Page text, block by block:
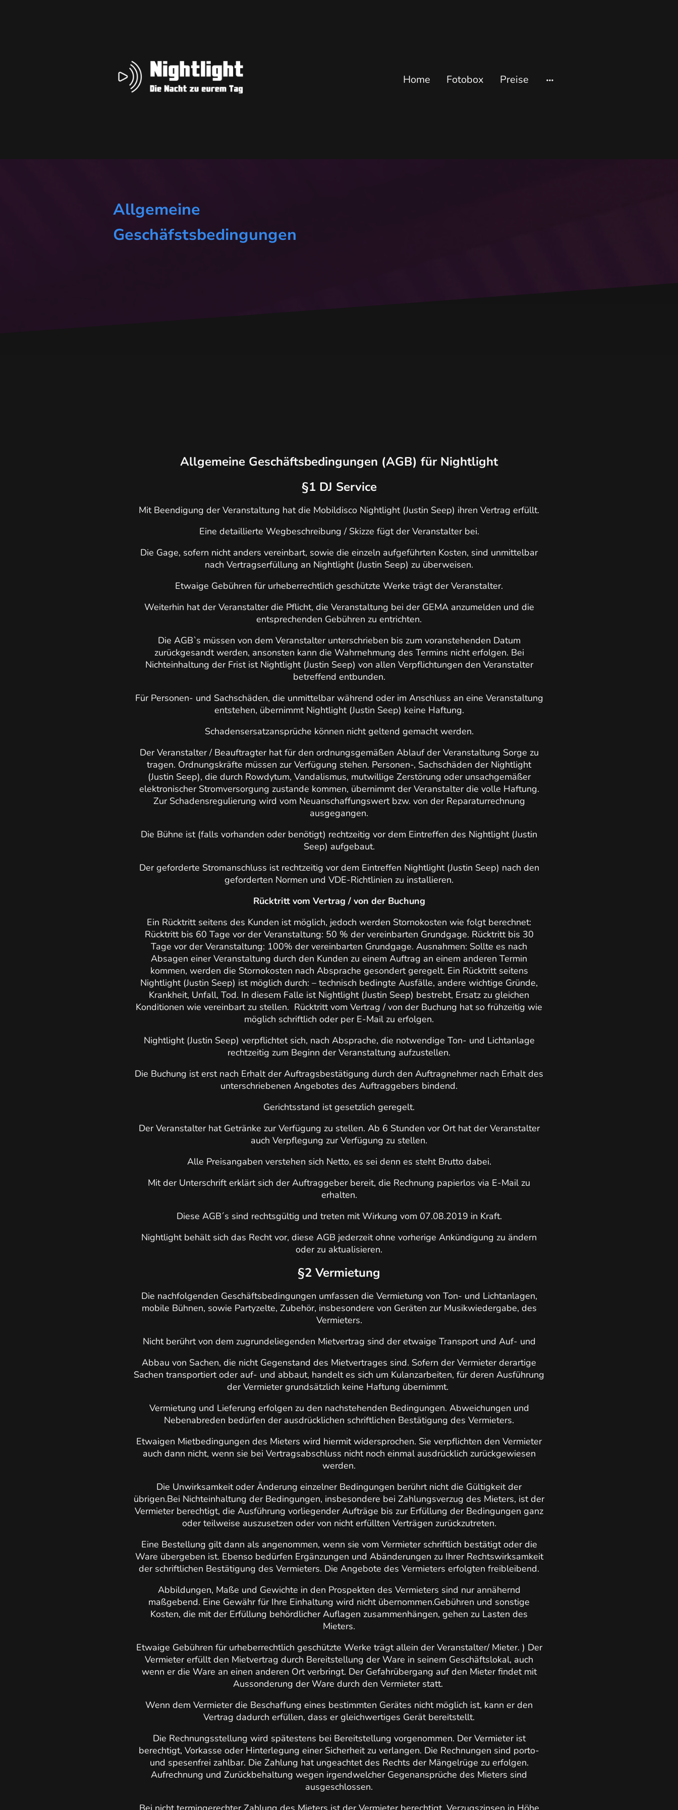
Home Fotobox Preise
Allgemeine
Geschäfstsbedingungen
Allgemeine Geschäftsbedingungen (AGB) für Nightlight
§1 DJ Service
Mit Beendigung der Veranstaltung hat die Mobildisco Nightlight (Justin Seep) ihren Vertrag erfüllt.
Eine detaillierte Wegbeschreibung / Skizze fügt der Veranstalter bei.
Die Gage, sofern nicht anders vereinbart, sowie die einzeln aufgeführten Kosten, sind unmittelbar
nach Vertragserfüllung an Nightlight (Justin Seep) zu überweisen.
Etwaige Gebühren für urheberrechtlich geschützte Werke trägt der Veranstalter.
Weiterhin hat der Veranstalter die Pflicht, die Veranstaltung bei der GEMA anzumelden und die
entsprechenden Gebühren zu entrichten.
Die AGB`s müssen von dem Veranstalter unterschrieben bis zum voranstehenden Datum
zurückgesandt werden, ansonsten kann die Wahrnehmung des Termins nicht erfolgen. Bei
Nichteinhaltung der Frist ist Nightlight (Justin Seep) von allen Verpflichtungen den Veranstalter
betreffend entbunden.
Für Personen- und Sachschäden, die unmittelbar während oder im Anschluss an eine Veranstaltung
entstehen, übernimmt Nightlight (Justin Seep) keine Haftung.
Schadensersatzansprüche können nicht geltend gemacht werden.
Der Veranstalter / Beauftragter hat für den ordnungsgemäßen Ablauf der Veranstaltung Sorge zu
tragen. Ordnungskräfte müssen zur Verfügung stehen. Personen-, Sachschäden der Nightlight
(Justin Seep), die durch Rowdytum, Vandalismus, mutwillige Zerstörung oder unsachgemäßer
elektronischer Stromversorgung zustande kommen, übernimmt der Veranstalter die volle Haftung.
Zur Schadensregulierung wird vom Neuanschaffungswert bzw. von der Reparaturrechnung
ausgegangen.
Die Bühne ist (falls vorhanden oder benötigt) rechtzeitig vor dem Eintreffen des Nightlight (Justin
Seep) aufgebaut.
Der geforderte Stromanschluss ist rechtzeitig vor dem Eintreffen Nightlight (Justin Seep) nach den
geforderten Normen und VDE-Richtlinien zu installieren.
Rücktritt vom Vertrag / von der Buchung
Ein Rücktritt seitens des Kunden ist möglich, jedoch werden Stornokosten wie folgt berechnet:
Rücktritt bis 60 Tage vor der Veranstaltung: 50 % der vereinbarten Grundgage. Rücktritt bis 30
Tage vor der Veranstaltung: 100% der vereinbarten Grundgage. Ausnahmen: Sollte es nach
Absagen einer Veranstaltung durch den Kunden zu einem Auftrag an einem anderen Termin
kommen, werden die Stornokosten nach Absprache gesondert geregelt. Ein Rücktritt seitens
Nightlight (Justin Seep) ist möglich durch: – technisch bedingte Ausfälle, andere wichtige Gründe,
Krankheit, Unfall, Tod. In diesem Falle ist Nightlight (Justin Seep) bestrebt, Ersatz zu gleichen
Konditionen wie vereinbart zu stellen. Rücktritt vom Vertrag / von der Buchung hat so frühzeitig wie
möglich schriftlich oder per E-Mail zu erfolgen.
Nightlight (Justin Seep) verpflichtet sich, nach Absprache, die notwendige Ton- und Lichtanlage
rechtzeitig zum Beginn der Veranstaltung aufzustellen.
Die Buchung ist erst nach Erhalt der Auftragsbestätigung durch den Auftragnehmer nach Erhalt des
unterschriebenen Angebotes des Auftraggebers bindend.
Gerichtsstand ist gesetzlich geregelt.
Der Veranstalter hat Getränke zur Verfügung zu stellen. Ab 6 Stunden vor Ort hat der Veranstalter
auch Verpflegung zur Verfügung zu stellen.
Alle Preisangaben verstehen sich Netto, es sei denn es steht Brutto dabei.
Mit der Unterschrift erklärt sich der Auftraggeber bereit, die Rechnung papierlos via E-Mail zu
erhalten.
Diese AGB´s sind rechtsgültig und treten mit Wirkung vom 07.08.2019 in Kraft.
Nightlight behält sich das Recht vor, diese AGB jederzeit ohne vorherige Ankündigung zu ändern
oder zu aktualisieren.
§2 Vermietung
Die nachfolgenden Geschäftsbedingungen umfassen die Vermietung von Ton- und Lichtanlagen,
mobile Bühnen, sowie Partyzelte, Zubehör, insbesondere von Geräten zur Musikwiedergabe, des
Vermieters.
Nicht berührt von dem zugrundeliegenden Mietvertrag sind der etwaige Transport und Auf- und
Abbau von Sachen, die nicht Gegenstand des Mietvertrages sind. Sofern der Vermieter derartige
Sachen transportiert oder auf- und abbaut, handelt es sich um Kulanzarbeiten, für deren Ausführung
der Vermieter grundsätzlich keine Haftung übernimmt.
Vermietung und Lieferung erfolgen zu den nachstehenden Bedingungen. Abweichungen und
Nebenabreden bedürfen der ausdrücklichen schriftlichen Bestätigung des Vermieters.
Etwaigen Mietbedingungen des Mieters wird hiermit widersprochen. Sie verpflichten den Vermieter
auch dann nicht, wenn sie bei Vertragsabschluss nicht noch einmal ausdrücklich zurückgewiesen
werden.
Die Unwirksamkeit oder Änderung einzelner Bedingungen berührt nicht die Gültigkeit der
übrigen.Bei Nichteinhaltung der Bedingungen, insbesondere bei Zahlungsverzug des Mieters, ist der
Vermieter berechtigt, die Ausführung vorliegender Aufträge bis zur Erfüllung der Bedingungen ganz
oder teilweise auszusetzen oder von nicht erfüllten Verträgen zurückzutreten.
Eine Bestellung gilt dann als angenommen, wenn sie vom Vermieter schriftlich bestätigt oder die
Ware übergeben ist. Ebenso bedürfen Ergänzungen und Abänderungen zu Ihrer Rechtswirksamkeit
der schriftlichen Bestätigung des Vermieters. Die Angebote des Vermieters erfolgten freibleibend.
Abbildungen, Maße und Gewichte in den Prospekten des Vermieters sind nur annähernd
maßgebend. Eine Gewähr für Ihre Einhaltung wird nicht übernommen.Gebühren und sonstige
Kosten, die mit der Erfüllung behördlicher Auflagen zusammenhängen, gehen zu Lasten des
Mieters.
Etwaige Gebühren für urheberrechtlich geschützte Werke trägt allein der Veranstalter/ Mieter. ) Der
Vermieter erfüllt den Mietvertrag durch Bereitstellung der Ware in seinem Geschäftslokal, auch
wenn er die Ware an einen anderen Ort verbringt. Der Gefahrübergang auf den Mieter findet mit
Aussonderung der Ware durch den Vermieter statt.
Wenn dem Vermieter die Beschaffung eines bestimmten Gerätes nicht möglich ist, kann er den
Vertrag dadurch erfüllen, dass er gleichwertiges Gerät bereitstellt.
Die Rechnungsstellung wird spätestens bei Bereitstellung vorgenommen. Der Vermieter ist
berechtigt, Vorkasse oder Hinterlegung einer Sicherheit zu verlangen. Die Rechnungen sind porto-
und spesenfrei zahlbar. Die Zahlung hat ungeachtet des Rechts der Mängelrüge zu erfolgen.
Aufrechnung und Zurückbehaltung wegen irgendwelcher Gegenansprüche des Mieters sind
ausgeschlossen.